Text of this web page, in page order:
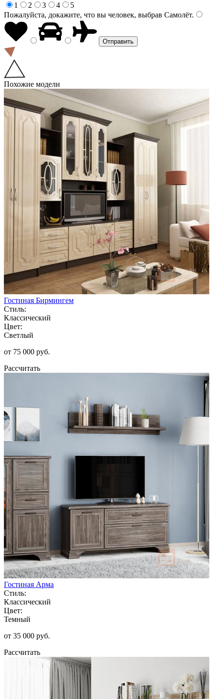
1
2 3 4
5
Пожалуйста, докажите, что вы человек, выбрав Самолёт.
Похожие модели
Гостиная Бирмингем
Стиль:
Классический
Цвет:
Светлый
от 75 000 руб.
Рассчитать
Гостиная Арма
Стиль:
Классический
Цвет:
Темный
от 35 000 руб.
Рассчитать